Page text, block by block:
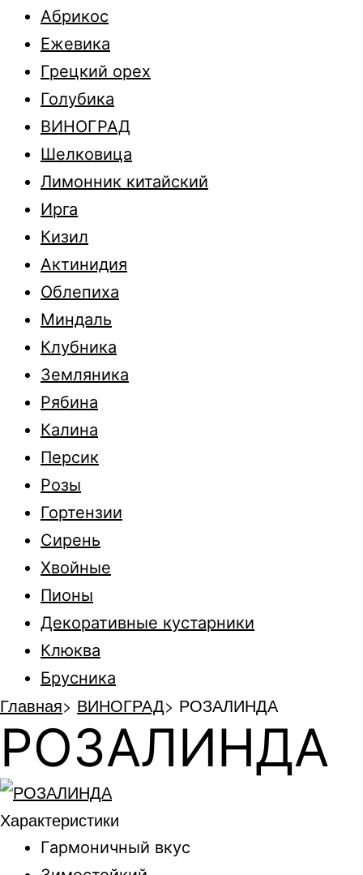
Абрикос
Ежевика
Грецкий орех
Голубика
ВИНОГРАД
Шелковица
Лимонник китайский
Ирга
Кизил
Актинидия
Облепиха
Миндаль
Клубника
Земляника
Рябина
Калина
Персик
Розы
Гортензии
Сирень
Хвойные
Пионы
Декоративные кустарники
Клюква
Брусника
Главная> ВИНОГРАД> РОЗАЛИНДА
РОЗАЛИНДА
Характеристики
Гармоничный вкус